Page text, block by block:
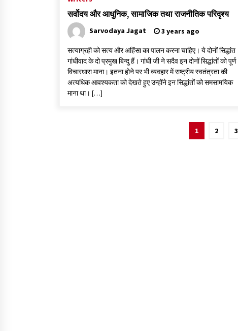
सर्वोदय और आधुनिक, सामाजिक तथा राजनीतिक परिदृश्य
Sarvodaya Jagat 3 years ago
सत्याग्रही को सत्य और अहिंसा का पालन करना चाहिए। ये दोनों सिद्धांत
गांधीवाद के दो प्रमुख बिन्दु हैं। गांधी जी ने सदैव इन दोनों सिद्धांतों को पूर्ण
विचारधारा माना। इतना होने पर भी व्यवहार में राष्ट्रीय स्वतंत्रता की
अत्यधिक आवश्यकता को देखते हुए उन्होंने इन सिद्धांतों को समसामयिक
माना था। […]
1 2 3